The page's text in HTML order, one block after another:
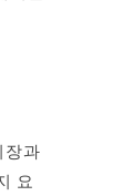
장과
요